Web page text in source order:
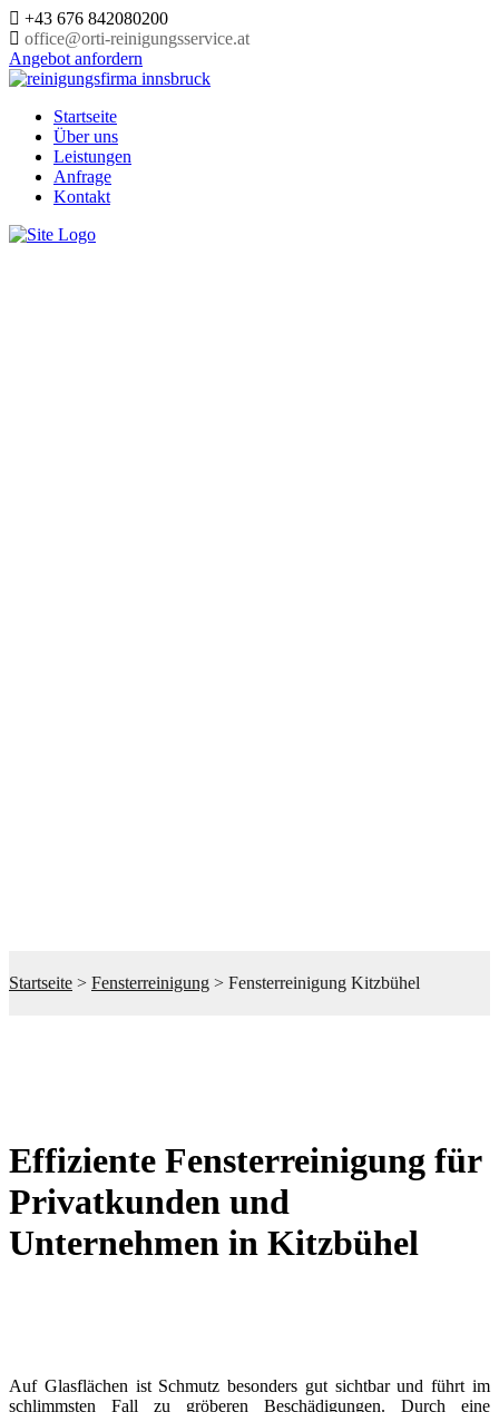
+43 676 842080200
office@orti-reinigungsservice.at
Angebot anfordern
Startseite
Über uns
Leistungen
Anfrage
Kontakt
Startseite > Fensterreinigung > Fensterreinigung Kitzbühel
Effiziente Fensterreinigung für
Privatkunden und
Unternehmen in Kitzbühel
Auf Glasflächen ist Schmutz besonders gut sichtbar und führt im
schlimmsten Fall zu gröberen Beschädigungen. Durch eine